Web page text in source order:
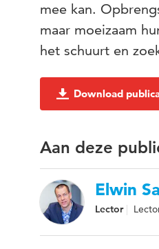
mee kan.
maar moeizaam
het schuurt en
Download
Aan deze
Elwin
Lector